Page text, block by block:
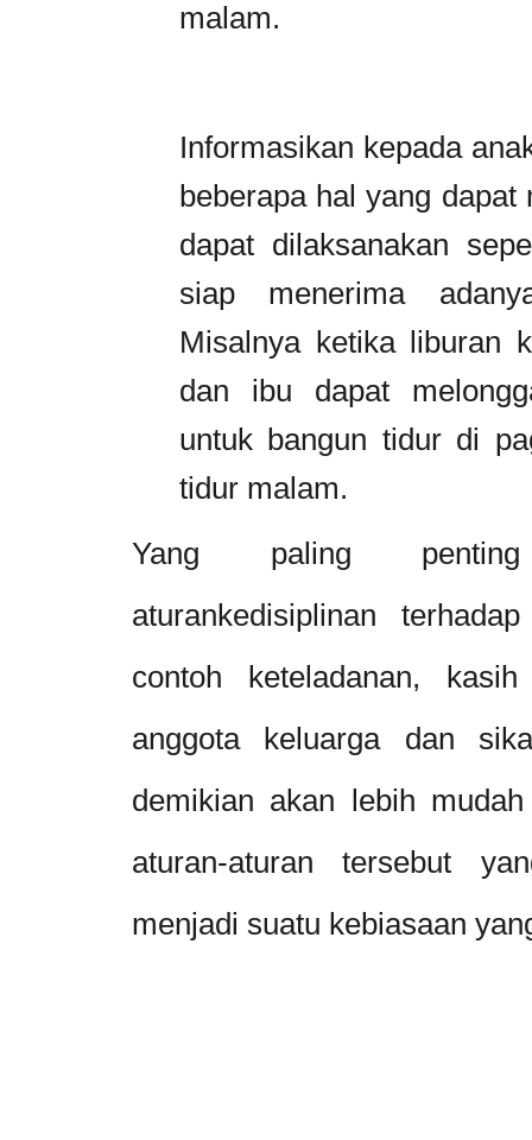
malam.
Informasikan kepada
beberapa hal yang
dapat dilaksanakan
siap menerima
Misalnya ketika liburan
dan ibu dapat
untuk bangun tidur di
tidur malam.
Yang paling
aturankedisiplinan
contoh keteladanan,
anggota keluarga dan
demikian akan lebih
aturan-aturan tersebut
menjadi suatu kebiasaan